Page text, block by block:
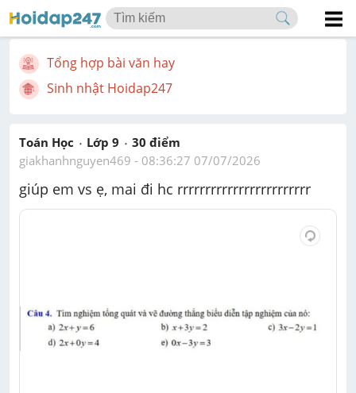
Tổng hợp bài văn hay
Sinh nhật Hoidap247
Toán Học Lớp 9 30 điểm
giakhanhnguyen469 - 08:36:27 07/07/2026
giúp em vs ẹ, mai đi hc rrrrrrrrrrrrrrrrrrrrrrrr